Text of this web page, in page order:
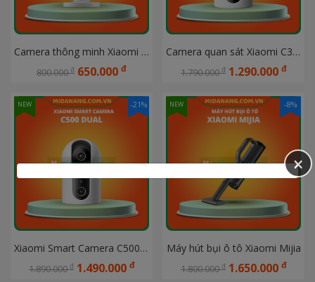
Camera thông minh Xiaomi C100 EU Bản quốc tế - Hàng chính hãng DGW - Cảnh báo trẻ em khóc
800.000đ 650.000 đ
Camera quan sát Xiaomi C300 Dual EU Bản quốc tế - Hàng chính hãng DGW
1.790.000đ 1.290.000 đ
Xiaomi Smart Camera C500 Dual, Bản quốc tế Hàng chính hãng DGW bảo hành 12 tháng
1.890.000đ 1.490.000 đ
-21%
NEW
Máy hút bụi ô tô Xiaomi Mijia
1.800.000đ 1.650.000 đ
-8%
NEW
×